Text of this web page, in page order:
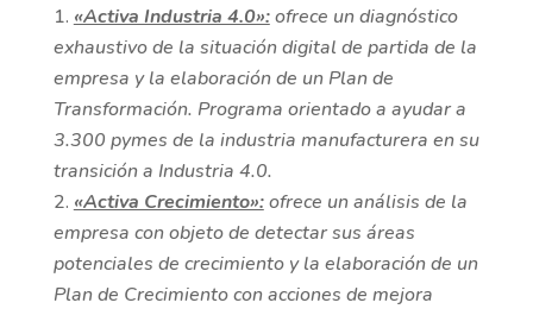
«Activa Industria 4.0»:ofrece un diagnóstico
exhaustivo de la situación digital de partida de la
empresa y la elaboración de un Plan de
Transformación. Programa orientado a ayudar a
3.300 pymes de la industria manufacturera en su
transición a Industria 4.0.
«Activa Crecimiento»:ofrece un análisis de la
empresa con objeto de detectar sus áreas
potenciales de crecimiento y la elaboración de un
Plan de Crecimiento con acciones de mejora